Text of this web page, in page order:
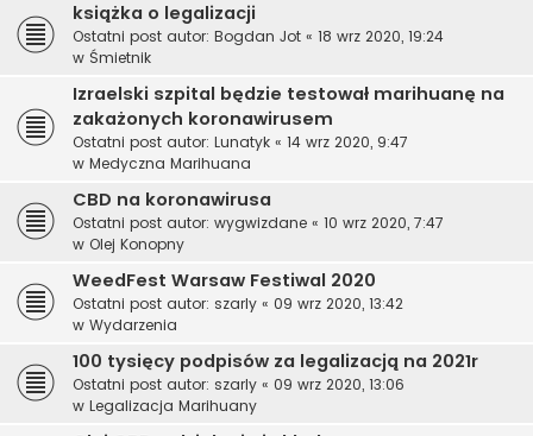
książka o legalizacji
Ostatni post autor: Bogdan Jot « 18 wrz 2020, 19:24
w Śmietnik
Izraelski szpital będzie testował marihuanę na
zakażonych koronawirusem
Ostatni post autor: Lunatyk « 14 wrz 2020, 9:47
w Medyczna Marihuana
CBD na koronawirusa
Ostatni post autor: wygwizdane « 10 wrz 2020, 7:47
w Olej Konopny
WeedFest Warsaw Festiwal 2020
Ostatni post autor: szarly « 09 wrz 2020, 13:42
w Wydarzenia
100 tysięcy podpisów za legalizacją na 2021r
Ostatni post autor: szarly « 09 wrz 2020, 13:06
w Legalizacja Marihuany